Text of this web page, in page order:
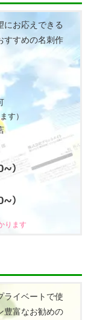
にお応えできる
すすめの名刺作
す）
ります
ライベートで使
豊富なお勧めの